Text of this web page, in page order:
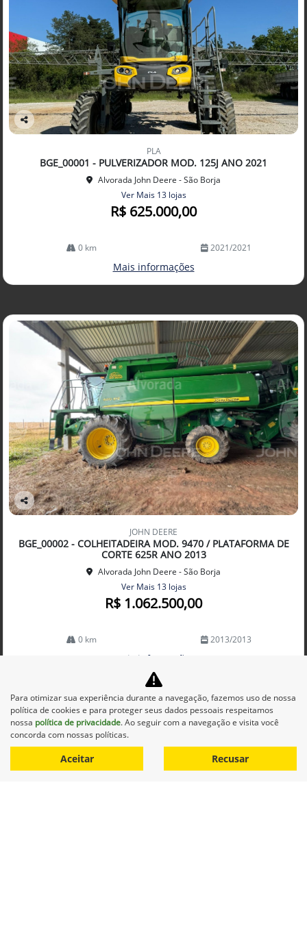
Co
PLA
BGE_00001 - PULVERIZADOR MOD. 125J ANO 2021
Alvorada John Deere - São Borja
Ver Mais 13 lojas
R$ 625.000,00
0 km 2021/2021
Mais informações
Co
arti
lhe
JOHN DEERE
BGE_00002 - COLHEITADEIRA MOD. 9470 / PLATAFORMA DE
CORTE 625R ANO 2013
Alvorada John Deere - São Borja
Ver Mais 13 lojas
R$ 1.062.500,00
0 km 2013/2013
Mais informações
Para otimizar sua experiência durante a navegação, fazemos uso de nossa
política de cookies e para proteger seus dados pessoais respeitamos
nossa política de privacidade. Ao seguir com a navegação e visita você
concorda com nossas políticas.
Aceitar Recusar